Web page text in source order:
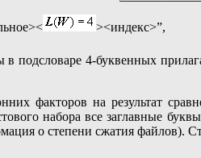
><индекс>”,
в подсловаре 4-буквенных
факторов на результат
набора все заглавные
о степени сжатия файлов).